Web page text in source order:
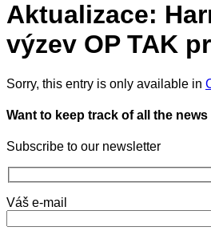
Aktualizace:
výzev OP TAK
Sorry, this entry is only available in
Want to keep track of all the
Subscribe to our newsletter
Váš e-mail